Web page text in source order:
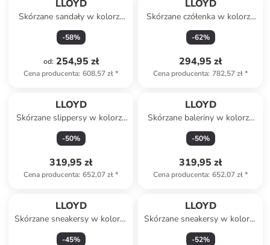
LLOYD
Skórzane sandały w kolorze
czarnym
-58%
od: 254,95 zł
Cena producenta: 608,57 zł*
LLOYD
Skórzane czółenka w kolorze
czarnym
-62%
294,95 zł
Cena producenta: 782,57 zł*
LLOYD
Skórzane slippersy w kolorze
beżowym
-50%
319,95 zł
Cena producenta: 652,07 zł*
LLOYD
Skórzane baleriny w kolorze
czarnym
-50%
319,95 zł
Cena producenta: 652,07 zł*
LLOYD
Skórzane sneakersy w kolorze
biało-czarnym
-45%
LLOYD
Skórzane sneakersy w kolorze
biało-beżowym
-52%